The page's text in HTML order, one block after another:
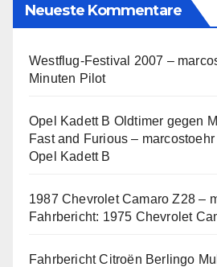
Neueste Kommentare
Westflug-Festival 2007 –
Minuten Pilot
Opel Kadett B Oldtimer gegen
Fast and Furious – marcostoehr
Opel Kadett B
1987 Chevrolet Camaro Z28 –
Fahrbericht: 1975 Chevrolet
Fahrbericht Citroën Berlingo